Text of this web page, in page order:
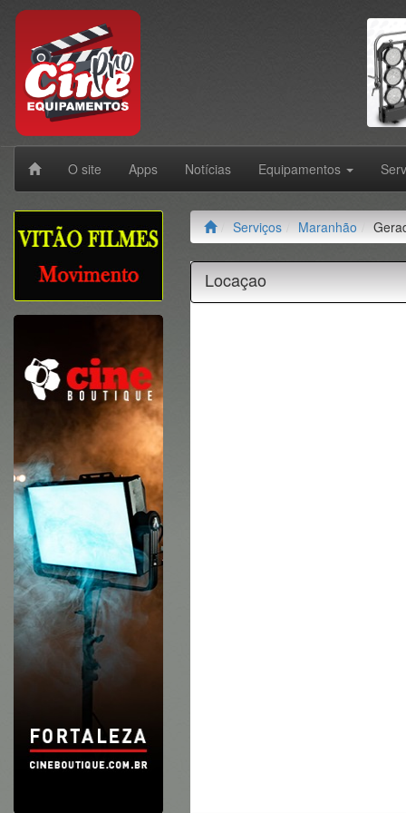
O site Apps Notícias Equipamentos
Serviços Maranhão
Locaçao